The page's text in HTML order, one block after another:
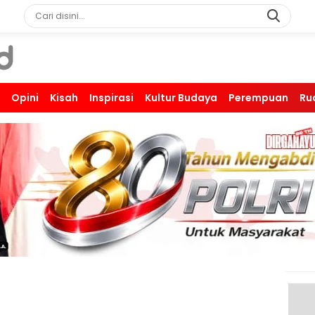
Opini Kisah Inspirasi Kultur Budaya Perempuan